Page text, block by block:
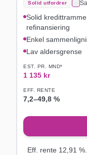
Solid utfordrer
Solid
refinansiering
Enkel
Lav aldersgrense
EST. PR. MND*
1 135 kr
EFF. RENTE
7,2–49,8 %
Eff. rente 12,91 %.